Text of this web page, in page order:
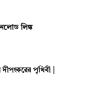
লিঙ্ক
পৃথিবী |